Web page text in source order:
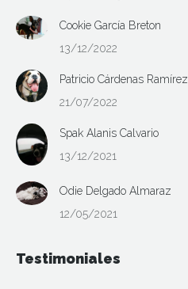
Cookie García Breton
13/12/2022
Patricio Cárdenas Ramírez
21/07/2022
Spak Alanis Calvario
13/12/2021
Odie Delgado Almaraz
12/05/2021
Testimoniales